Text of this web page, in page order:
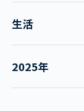
生活
2025年